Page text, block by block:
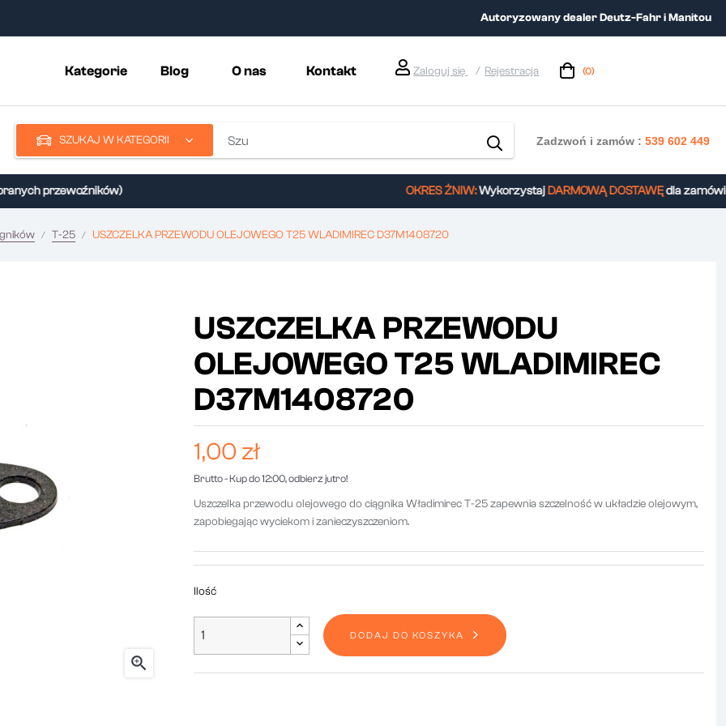
Autoryzowany dealer Deutz-Fahr i Manitou
Kategorie Blog O nas Kontakt Zaloguj się Rejestracja (0)
SZUKAJ W KATEGORII Zadzwoń i zamów :539 602 449
przewoźników) OKRES ŻNIW:WykorzystajDARMOWĄ DOSTAWĘdla zamówień
T-25 USZCZELKA PRZEWODU OLEJOWEGO T25 WLADIMIREC D37M1408720

USZCZELKA PRZEWODU
OLEJOWEGO T25 WLADIMIREC
D37M1408720
1,00 zł
Brutto- Kup do 12:00, odbierz jutro!
Uszczelkaprzewodu olejowego do ciągnikaWładimirecT-25zapewniaszczelnośćwukładzieolejowym,
zapobiegającwyciekomizanieczyszczeniom.
Ilość
DODAJ DO KOSZYKA